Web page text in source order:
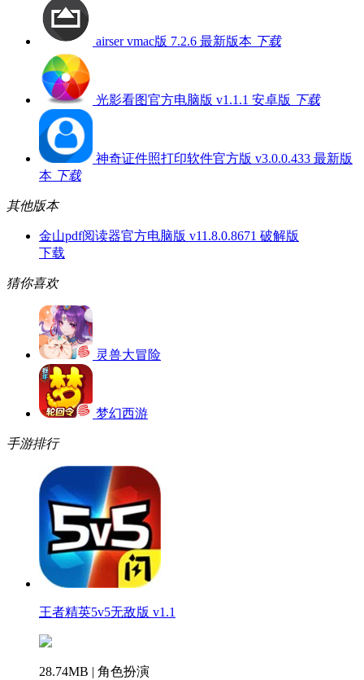
airser vmac版 7.2.6 最新版本 下载
光影看图官方电脑版 v1.1.1 安卓版 下载
神奇证件照打印软件官方版 v3.0.0.433 最新版
本 下载
其他版本
金山pdf阅读器官方电脑版 v11.8.0.8671 破解版
下载
猜你喜欢
灵兽大冒险
梦幻西游
手游排行
王者精英5v5无敌版 v1.1
28.74MB | 角色扮演